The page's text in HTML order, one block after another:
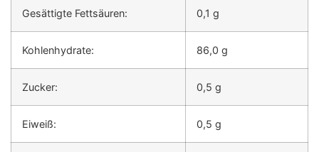
Gesättigte Fettsäuren: 0,1 g
Kohlenhydrate: 86,0 g
Zucker: 0,5 g
Eiweiß: 0,5 g